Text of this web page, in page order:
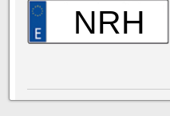
NRH